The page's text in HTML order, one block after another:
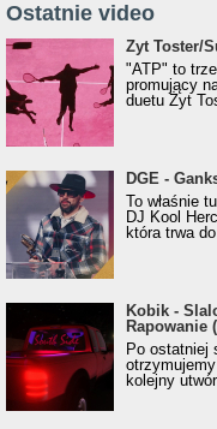
Ostatnie video
Żyt Toster/SurfAir -
Żyt Toster/
"ATP" to
promujący
duetu Żyt
donGURALesko z
Klasyczny/
Album Roku
DGE -
To właśnie
DJ Kool
która trwa
Kobik - Slalom ft.
Rapowanie (prod.
[Official Music
Kobik -
Rapowanie
Po ostatniej
kolejny